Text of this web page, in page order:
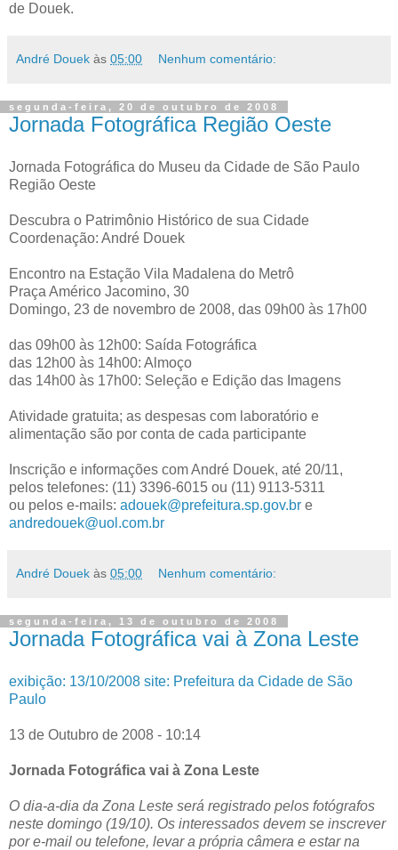
de Douek.
André Douek às 05:00 Nenhum comentário:
segunda-feira, 20 de outubro de 2008
Jornada Fotográfica Região Oeste
Jornada Fotográfica do Museu da Cidade de São Paulo
Região Oeste
Descubra o Patrimônio Histórico de sua Cidade
Coordenação: André Douek
Encontro na Estação Vila Madalena do Metrô
Praça Américo Jacomino, 30
Domingo, 23 de novembro de 2008, das 09h00 às 17h00
das 09h00 às 12h00: Saída Fotográfica
das 12h00 às 14h00: Almoço
das 14h00 às 17h00: Seleção e Edição das Imagens
Atividade gratuita; as despesas com laboratório e
alimentação são por conta de cada participante
Inscrição e informações com André Douek, até 20/11,
pelos telefones: (11) 3396-6015 ou (11) 9113-5311
ou pelos e-mails: adouek@prefeitura.sp.gov.br e
andredouek@uol.com.br
André Douek às 05:00 Nenhum comentário:
segunda-feira, 13 de outubro de 2008
Jornada Fotográfica vai à Zona Leste
exibição: 13/10/2008 site: Prefeitura da Cidade de São
Paulo
13 de Outubro de 2008 - 10:14
Jornada Fotográfica vai à Zona Leste
O dia-a-dia da Zona Leste será registrado pelos fotógrafos
neste domingo (19/10). Os interessados devem se inscrever
por e-mail ou telefone, levar a própria câmera e estar na